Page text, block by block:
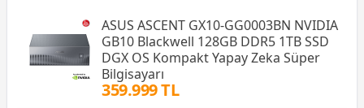
ASUS ASCENT GX10-GG0003BN NVIDIA
GB10 Blackwell 128GB DDR5 1TB SSD
DGX OS Kompakt Yapay Zeka Süper
Bilgisayarı
359.999 TL